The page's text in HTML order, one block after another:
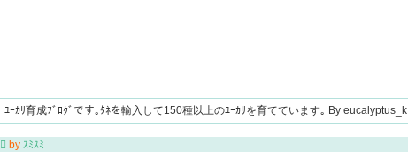
ﾕｰｶﾘ育成ﾌﾞﾛｸﾞです｡ﾀﾈを輸入して150種以上のﾕｰｶﾘを育てています｡ By eucalyptus_k
 by ｽﾐｽﾐ